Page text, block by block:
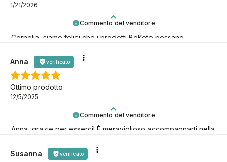
Commento del venditore
Cornelia, siamo felici che i prodotti BeKeto possano
1/21/2026
Commento del venditore
Anna, grazie per esserci! È meraviglioso accompagnarti nella
Anna verificato
Ottimo prodotto
12/5/2025
Susanna verificato